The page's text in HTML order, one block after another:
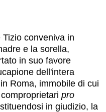
conveniva in
e la sorella,
in suo favore
dell'intera
Roma, immobile di cui
pro
in giudizio, la